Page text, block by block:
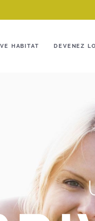
HABITAT DEVENEZ